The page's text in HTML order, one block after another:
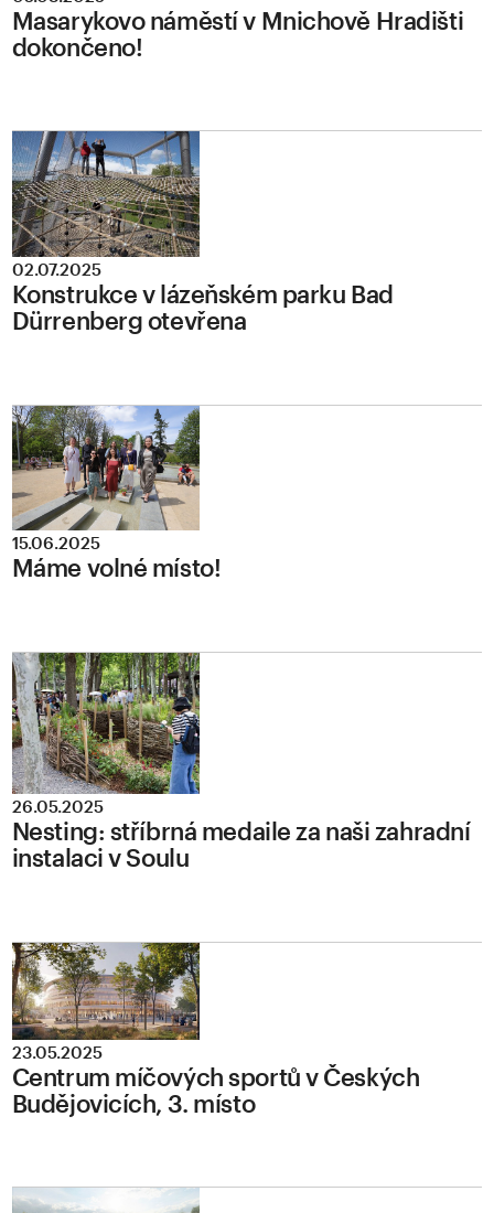
Masarykovo náměstí v Mnichově Hradišti
dokončeno!
02.07.2025
Konstrukce v lázeňském parku Bad
Dürrenberg otevřena
15.06.2025
Máme volné místo!
26.05.2025
Nesting: stříbrná medaile za naši zahradní
instalaci v Soulu
23.05.2025
Centrum míčových sportů v Českých
Budějovicích, 3. místo